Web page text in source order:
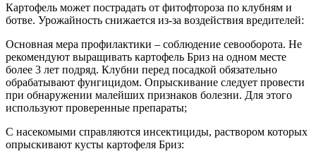
Картофель может пострадать от фитофтороза по клубням и
ботве. Урожайность снижается из-за воздействия вредителей:
Основная мера профилактики – соблюдение севооборота. Не
рекомендуют выращивать картофель Бриз на одном месте
более 3 лет подряд. Клубни перед посадкой обязательно
обрабатывают фунгицидом. Опрыскивание следует провести
при обнаружении малейших признаков болезни. Для этого
используют проверенные препараты;
С насекомыми справляются инсектициды, раствором которых
опрыскивают кусты картофеля Бриз: